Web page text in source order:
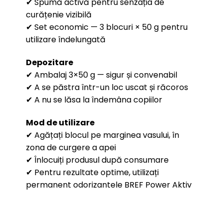
curățenie vizibilă
✔ Set economic — 3 blocuri × 50 g pentru
utilizare îndelungată
Depozitare
✔ Ambalaj 3×50 g — sigur și convenabil
✔ A se păstra într-un loc uscat și răcoros
✔ A nu se lăsa la îndemâna copiilor
Mod de utilizare
✔ Agățați blocul pe marginea vasului, în
zona de curgere a apei
✔ Înlocuiți produsul după consumare
✔ Pentru rezultate optime, utilizați
permanent odorizantele BREF Power Aktiv